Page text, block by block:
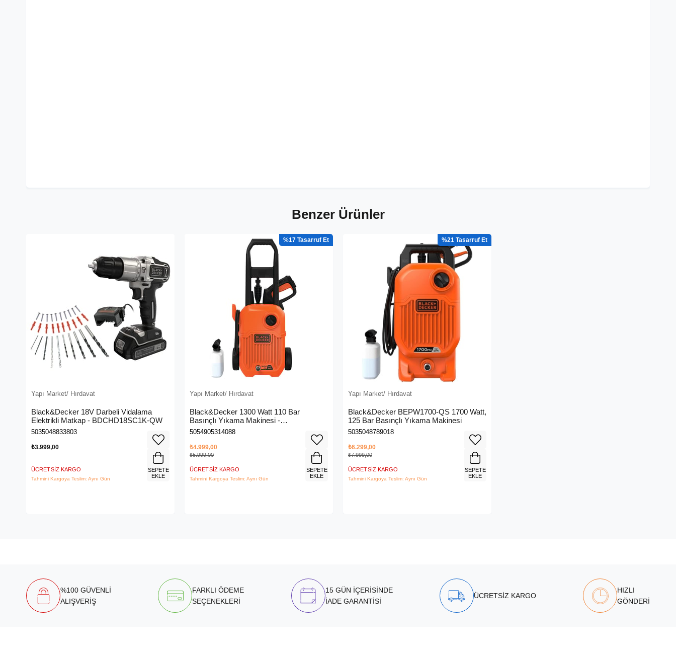
Benzer Ürünler
Yapı Market/ Hırdavat
Black&Decker 18V Darbeli Vidalama
Elektrikli Matkap - BDCHD18SC1K-QW
5035048833803
₺3.999,00
ÜCRETSIZ KARGO
Tahmini Kargoya Teslim: Aynı Gün
SEPETE
EKLE
Yapı Market/ Hırdavat
Black&Decker 1300 Watt 110 Bar
Basınçlı Yıkama Makinesi -
(BEPW1300L-QS)
5054905314088
₺4.999,00
₺5.999,00
ÜCRETSIZ KARGO
Tahmini Kargoya Teslim: Aynı Gün
%17
SEPETE
EKLE
Yapı Market/ Hırdavat
Black&Decker BEPW1700-QS 1700 Watt,
125 Bar Basınçlı Yıkama Makinesi
5035048789018
₺6.299,00
₺7.999,00
ÜCRETSIZ KARGO
Tahmini Kargoya Teslim: Aynı Gün
%21
SEPETE
EKLE
%100 GÜVENLİ
ALIŞVERİŞ
FARKLI ÖDEME
SEÇENEKLERİ
15 GÜN İÇERİSİNDE
İADE GARANTİSİ
ÜCRETSİZ KARGO
HIZLI
GÖNDERİ